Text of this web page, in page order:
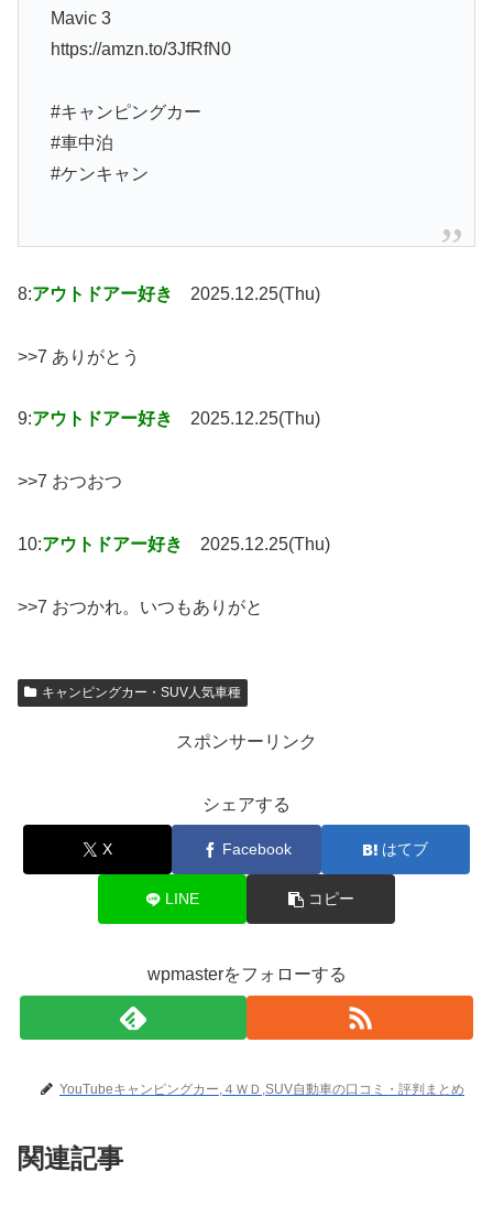
Mavic 3
https://amzn.to/3JfRfN0
#キャンピングカー
#車中泊
#ケンキャン
8:アウトドアー好き 2025.12.25(Thu)
>>7 ありがとう
9:アウトドアー好き 2025.12.25(Thu)
>>7 おつおつ
10:アウトドアー好き 2025.12.25(Thu)
>>7 おつかれ。いつもありがと
キャンピングカー・SUV人気車種
スポンサーリンク
シェアする
X Facebook はてブ
LINE コピー
wpmasterをフォローする
YouTubeキャンピングカー,４ＷＤ,SUV自動車の口コミ・評判まとめ
関連記事